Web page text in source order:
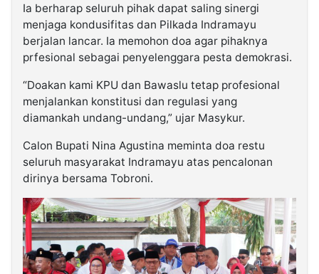
Ia berharap seluruh pihak dapat saling sinergi
menjaga kondusifitas dan Pilkada Indramayu
berjalan lancar. Ia memohon doa agar pihaknya
prfesional sebagai penyelenggara pesta demokrasi.
“Doakan kami KPU dan Bawaslu tetap profesional
menjalankan konstitusi dan regulasi yang
diamankah undang-undang,” ujar Masykur.
Calon Bupati Nina Agustina meminta doa restu
seluruh masyarakat Indramayu atas pencalonan
dirinya bersama Tobroni.